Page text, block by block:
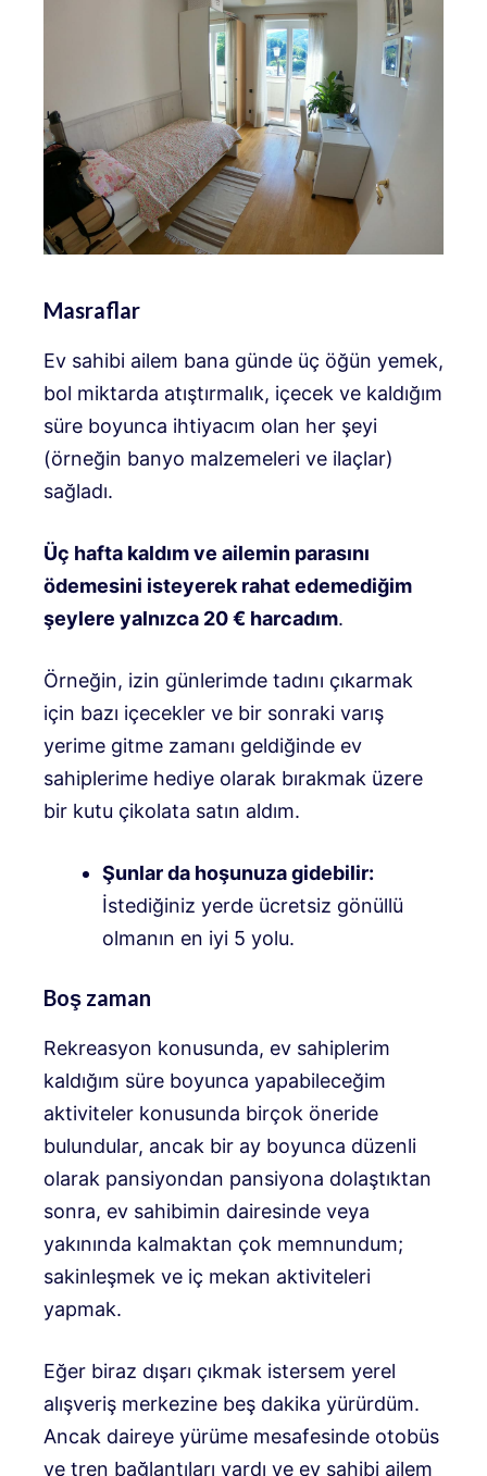
Masraflar
Ev sahibi ailem bana günde üç öğün yemek,
bol miktarda atıştırmalık, içecek ve kaldığım
süre boyunca ihtiyacım olan her şeyi
(örneğin banyo malzemeleri ve ilaçlar)
sağladı.
Üç hafta kaldım ve ailemin parasını
ödemesini isteyerek rahat edemediğim
şeylere yalnızca 20 € harcadım.
Örneğin, izin günlerimde tadını çıkarmak
için bazı içecekler ve bir sonraki varış
yerime gitme zamanı geldiğinde ev
sahiplerime hediye olarak bırakmak üzere
bir kutu çikolata satın aldım.
Şunlar da hoşunuza gidebilir:
İstediğiniz yerde ücretsiz gönüllü
olmanın en iyi 5 yolu.
Boş zaman
Rekreasyon konusunda, ev sahiplerim
kaldığım süre boyunca yapabileceğim
aktiviteler konusunda birçok öneride
bulundular, ancak bir ay boyunca düzenli
olarak pansiyondan pansiyona dolaştıktan
sonra, ev sahibimin dairesinde veya
yakınında kalmaktan çok memnundum;
sakinleşmek ve iç mekan aktiviteleri
yapmak.
Eğer biraz dışarı çıkmak istersem yerel
alışveriş merkezine beş dakika yürürdüm.
Ancak daireye yürüme mesafesinde otobüs
ve tren bağlantıları vardı ve ev sahibi ailem